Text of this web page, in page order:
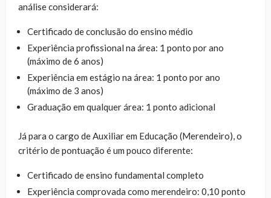
análise considerará:
Certificado de conclusão do ensino médio
Experiência profissional na área: 1 ponto por ano
(máximo de 6 anos)
Experiência em estágio na área: 1 ponto por ano
(máximo de 3 anos)
Graduação em qualquer área: 1 ponto adicional
Já para o cargo de Auxiliar em Educação (Merendeiro), o
critério de pontuação é um pouco diferente:
Certificado de ensino fundamental completo
Experiência comprovada como merendeiro: 0,10 ponto